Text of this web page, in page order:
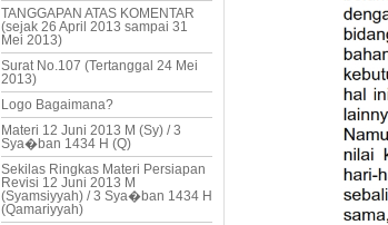
TANGGAPAN ATAS KOMENTAR
(sejak 26 April 2013 sampai 31
Mei 2013)
Surat No.107 (Tertanggal 24 Mei
2013)
Logo Bagaimana?
Materi 12 Juni 2013 M (Sy) / 3
Sya�ban 1434 H (Q)
Sekilas Ringkas Materi Persiapan
Revisi 12 Juni 2013 M
(Syamsiyyah) / 3 Sya�ban 1434 H
(Qamariyyah)